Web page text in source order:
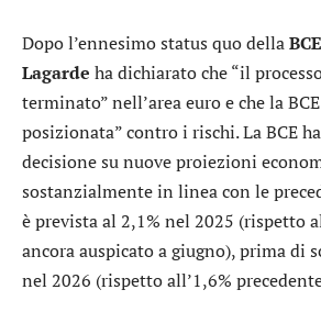
Dopo l’ennesimo status quo dellaBCE
Lagarde ha dichiarato che “il
terminato” nell’area euro e che la
posizionata” contro i rischi. La BCE
decisione su nuove proiezioni
sostanzialmente in linea con le
è prevista al 2,1% nel 2025 (rispetto
ancora auspicato a giugno), prima di
nel 2026 (rispetto all’1,6%